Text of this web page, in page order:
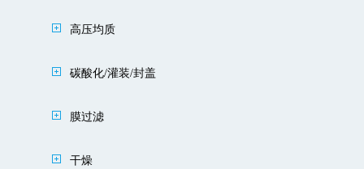
高压均质
碳酸化/灌装/封盖
膜过滤
干燥